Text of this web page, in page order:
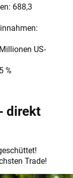
688,3
US-
%
direkt
Trade!